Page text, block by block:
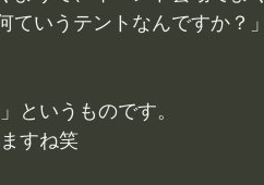
いうテントなんですか？」
というものです。
すね笑